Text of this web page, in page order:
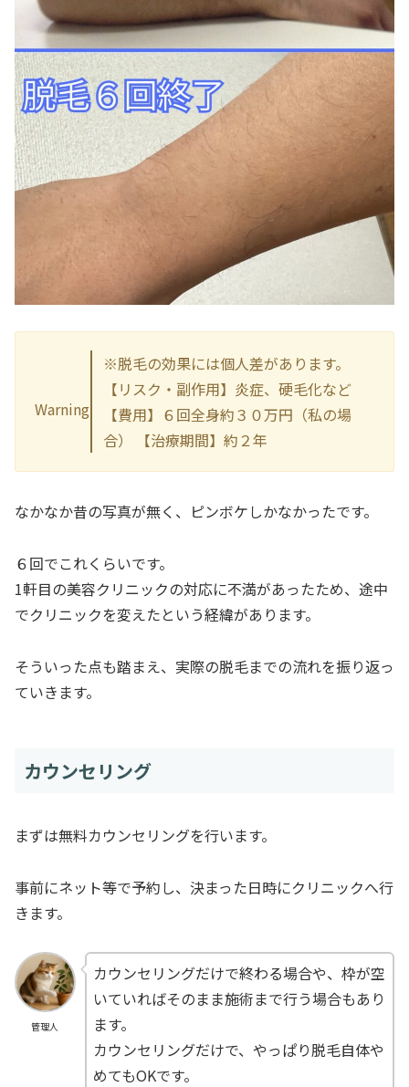
Warning
※脱毛の効果には個人差があります。
【リスク・副作用】炎症、硬毛化など
【費用】６回全身約３０万円（私の場
合） 【治療期間】約２年
なかなか昔の写真が無く、ピンボケしかなかったです。
６回でこれくらいです。
1軒目の美容クリニックの対応に不満があったため、途中
でクリニックを変えたという経緯があります。
そういった点も踏まえ、実際の脱毛までの流れを振り返っ
ていきます。
カウンセリング
まずは無料カウンセリングを行います。
事前にネット等で予約し、決まった日時にクリニックへ行
きます。
管理人
カウンセリングだけで終わる場合や、枠が空
いていればそのまま施術まで行う場合もあり
ます。
カウンセリングだけで、やっぱり脱毛自体や
めてもOKです。